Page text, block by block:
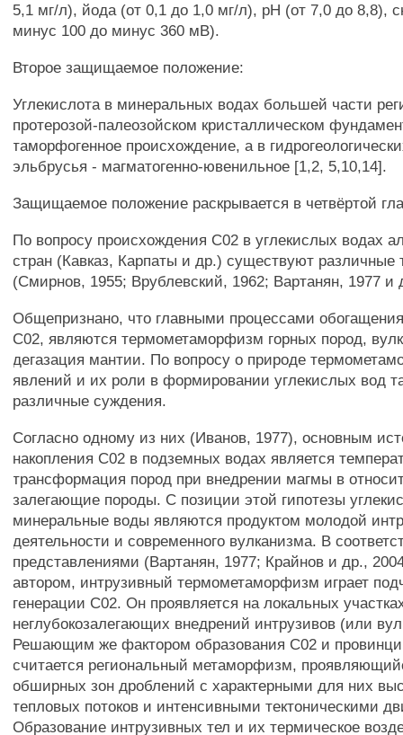
5,1 мг/л), йода (от 0,1 до 1,0 мг/л), рН (от 7,0 до 8,8),
минус 100 до минус 360 мВ).
Второе защищаемое положение:
Углекислота в минеральных водах большей части
протерозой-палеозойском кристаллическом
таморфогенное происхождение, а в
эльбрусья - магматогенно-ювенильное [1,2, 5,10,14].
Защищаемое положение раскрывается в четвёртой
По вопросу происхождения С02 в углекислых водах
стран (Кавказ, Карпаты и др.) существуют различные
(Смирнов, 1955; Врублевский, 1962; Вартанян, 1977 и
Общепризнано, что главными процессами
С02, являются термометаморфизм горных пород,
дегазация мантии. По вопросу о природе
явлений и их роли в формировании углекислых вод
различные суждения.
Согласно одному из них (Иванов, 1977), основным
накопления С02 в подземных водах является
трансформация пород при внедрении магмы в
залегающие породы. С позиции этой гипотезы
минеральные воды являются продуктом молодой
деятельности и современного вулканизма. В
представлениями (Вартанян, 1977; Крайнов и др.,
автором, интрузивный термометаморфизм играет
генерации С02. Он проявляется на локальных
неглубокозалегающих внедрений интрузивов (или
Решающим же фактором образования С02 и
считается региональный метаморфизм,
обширных зон дроблений с характерными для них
тепловых потоков и интенсивными тектоническими
Образование интрузивных тел и их термическое